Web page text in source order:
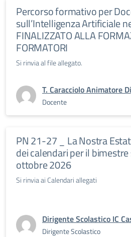
Percorso formativo per
sull’Intelligenza Artificiale
FINALIZZATO ALLA
FORMATORI
Si rinvia al file allegato.
T. Caracciolo Animatore
Docente
PN 21-27 _ La Nostra
dei calendari per il
ottobre 2026
Si rinvia ai Calendari allegati
Dirigente Scolastico IC
Dirigente Scolastico